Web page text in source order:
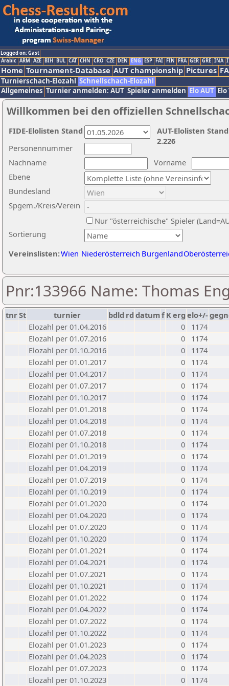
Logged on: Gast
Arabic ARM AZE BIH BUL CAT CHN CRO CZE DEN ENG ESP FAI FIN FRA GER GRE INA
Home Tournament-Database AUT championship Pictures
Turnierschach-Elozahl Schnellschach-Elozahl
Allgemeines Turnier anmelden: AUT Spieler anmelden Elo AUT
Willkommen bei den offiziellen
Nachname
Vorname
Ebene
Sortierung
Personennummer
Bundesland
Spgem./Kreis/Verein
Nur "österreichische" Spieler
Vereinslisten:Wien Niederösterreich Burgenland
AUT-Elolisten
2.226
FIDE-Elolisten Stand
Pnr:133966 Name: Thomas
tnrSt turnier bdld rd datumf Kerg elo+/-
Elozahl per 01.04.2016
0
1174
Elozahl per 01.07.2016
0
1174
Elozahl per 01.10.2016
0
1174
Elozahl per 01.01.2017
0
1174
Elozahl per 01.04.2017
0
1174
Elozahl per 01.07.2017
0
1174
Elozahl per 01.10.2017
0
1174
Elozahl per 01.01.2018
0
1174
Elozahl per 01.04.2018
0
1174
Elozahl per 01.07.2018
0
1174
Elozahl per 01.10.2018
0
1174
Elozahl per 01.01.2019
0
1174
Elozahl per 01.04.2019
0
1174
Elozahl per 01.07.2019
0
1174
Elozahl per 01.10.2019
0
1174
Elozahl per 01.01.2020
0
1174
Elozahl per 01.04.2020
0
1174
Elozahl per 01.07.2020
0
1174
Elozahl per 01.10.2020
0
1174
Elozahl per 01.01.2021
0
1174
Elozahl per 01.04.2021
0
1174
Elozahl per 01.07.2021
0
1174
Elozahl per 01.10.2021
0
1174
Elozahl per 01.01.2022
0
1174
Elozahl per 01.04.2022
0
1174
Elozahl per 01.07.2022
0
1174
Elozahl per 01.10.2022
0
1174
Elozahl per 01.01.2023
0
1174
Elozahl per 01.04.2023
0
1174
Elozahl per 01.07.2023
0
1174
Elozahl per 01.10.2023
0
1174